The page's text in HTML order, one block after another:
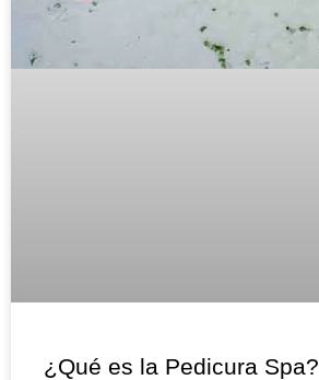
¿Qué es la Pedicura Spa?